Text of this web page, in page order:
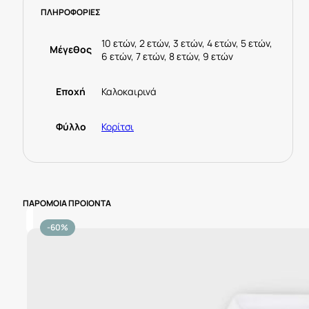
Εκρού
ΠΛΗΡΟΦΟΡΙΕΣ
Μέγεθος
10 ετών, 2 ετών, 3 ετών, 4 ετών, 5 ετών,
6 ετών, 7 ετών, 8 ετών, 9 ετών
Εποχή Καλοκαιρινά
Φύλλο Κορίτσι
ΠΑΡΟΜΟΙΑ ΠΡΟΙΟΝΤΑ
-60%